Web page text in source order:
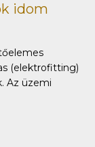
idom
(elektrofitting)
Az üzemi